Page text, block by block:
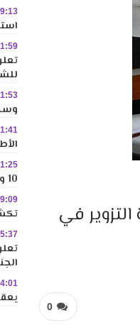
في
0
10 وجهات جاذبة للاستثمارات